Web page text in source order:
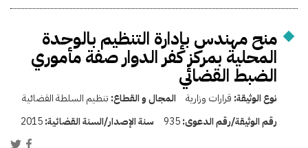
منح مهندس بإدارة التنظيم بالوحدة
المحلية بمركز كفر الدوار صفة مأموري
الضبط القضائي
نوع الوثيقة: قرارات وزارية المجال و القطاع: تنظيم السلطة القضائية
رقم الوثيقة/رقم الدعوى:935 سنة الإصدار/السنة القضائية:2015